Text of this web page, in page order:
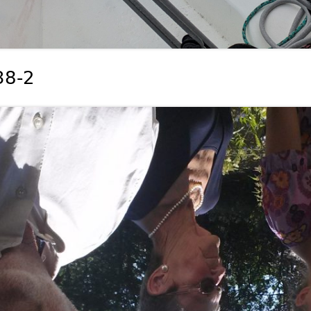
REISE DURCH
NORD-/NORDWESTAMERIKA – TEIL 7
2